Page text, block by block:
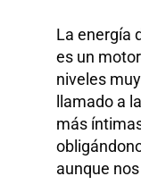
La energía
es un
niveles
llamado a
más
aunque